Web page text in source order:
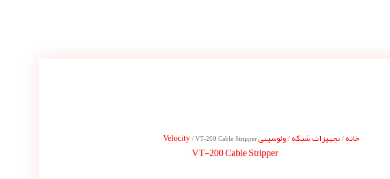
خانه/ تجهیزات شبکه/ ولوسیتی Velocity/ VT-200 Cable Stripper
VT-200 Cable Stripper